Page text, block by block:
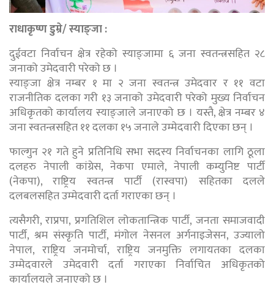
राधाकृष्ण डुम्रे/ स्याङ्जा :
दुईवटा निर्वाचन क्षेत्र रहेको स्याङ्जामा ६ जना स्वतन्त्रसहित २८
जनाको उमेदवारी परेको छ ।
स्याङ्जा क्षेत्र नम्बर १ मा २ जना स्वतन्त्र उमेदवार र ११ वटा
राजनीतिक दलका गरी १३ जनाको उमेदवारी परेको मुख्य निर्वाचन
अधिकृतको कार्यालय स्याङ्जाले जनाएको छ । यस्तै, क्षेत्र नम्बर ४
जना स्वतन्त्रसहित ११ दलका १५ जनाले उम्मेदवारी दिएका छन् ।
फाल्गुन २१ गते हुने प्रतिनिधि सभा सदस्य निर्वाचनका लागि ठूला
दलहरु नेपाली कांग्रेस, नेकपा एमाले, नेपाली कम्युनिष्ट पार्टी
(नेकपा), राष्ट्रिय स्वतन्त्र पार्टी (रास्वपा) सहितका दलले
दलबलसहित उम्मेदवारी दर्ता गराएका छन् ।
त्यसैगरी, राप्रपा, प्रगतिशिल लोकतान्त्रिक पार्टी, जनता समाजवादी
पार्टी, श्रम संस्कृति पार्टी, मंगोल नेसनल अर्गनाइजेसन, उज्यालो
नेपाल, राष्ट्रिय जनमोर्चा, राष्ट्रिय जनमुक्ति लगायतका दलका
उम्मेदवारले उमेदवारी दर्ता गराएका निर्वाचित अधिकृतको
कार्यालयले जनाएको छ ।